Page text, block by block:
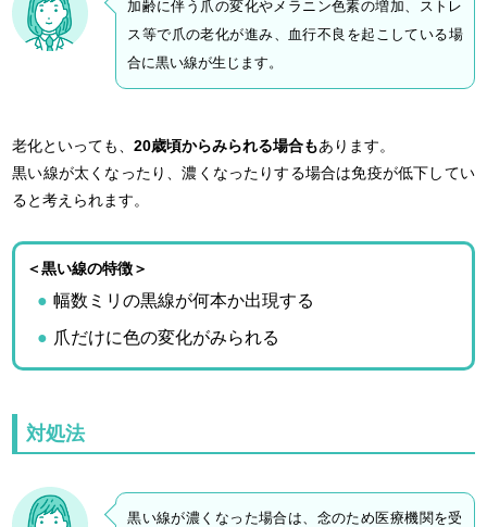
加齢に伴う爪の変化やメラニン色素の増加、ストレ
ス等で爪の老化が進み、血行不良を起こしている場
合に黒い線が生じます。
老化といっても、20歳頃からみられる場合もあります。
黒い線が太くなったり、濃くなったりする場合は免疫が低下してい
ると考えられます。
＜黒い線の特徴＞
幅数ミリの黒線が何本か出現する
爪だけに色の変化がみられる
対処法
黒い線が濃くなった場合は、念のため医療機関を受